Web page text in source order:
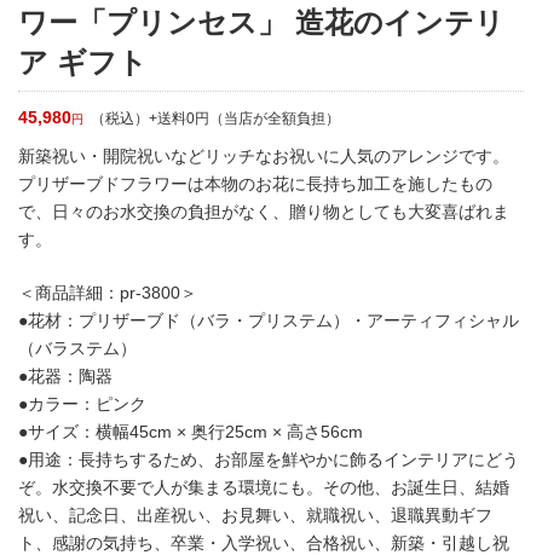
ワー「プリンセス」 造花のインテリ
ア ギフト
45,980円 （税込）+送料0円（当店が全額負担）
新築祝い・開院祝いなどリッチなお祝いに人気のアレンジです。
プリザーブドフラワーは本物のお花に長持ち加工を施したもの
で、日々のお水交換の負担がなく、贈り物としても大変喜ばれま
す。
＜商品詳細：pr-3800＞
●花材：プリザーブド（バラ・プリステム）・アーティフィシャル
（バラステム）
●花器：陶器
●カラー：ピンク
●サイズ：横幅45cm × 奥行25cm × 高さ56cm
●用途：長持ちするため、お部屋を鮮やかに飾るインテリアにどう
ぞ。水交換不要で人が集まる環境にも。その他、お誕生日、結婚
祝い、記念日、出産祝い、お見舞い、就職祝い、退職異動ギフ
ト、感謝の気持ち、卒業・入学祝い、合格祝い、新築・引越し祝